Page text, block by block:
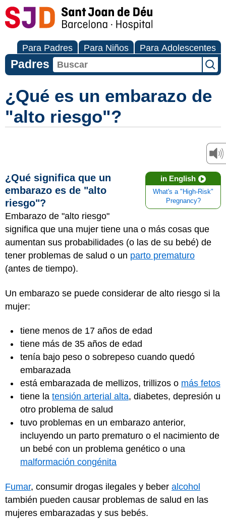
Para Padres Para Niños Para Adolescentes
Padres
¿Qué es un embarazo de
"alto riesgo"?
in English
What's a "High-Risk"
Pregnancy?
¿Qué significa que un
embarazo es de "alto
riesgo"?
Embarazo de "alto riesgo"
significa que una mujer tiene una o más cosas que
aumentan sus probabilidades (o las de su bebé) de
tener problemas de salud o un parto prematuro
(antes de tiempo).
Un embarazo se puede considerar de alto riesgo si la
mujer:
tiene menos de 17 años de edad
tiene más de 35 años de edad
tenía bajo peso o sobrepeso cuando quedó
embarazada
está embarazada de mellizos, trillizos o más fetos
tiene la tensión arterial alta, diabetes, depresión u
otro problema de salud
tuvo problemas en un embarazo anterior,
incluyendo un parto prematuro o el nacimiento de
un bebé con un problema genético o una
malformación congénita
Fumar, consumir drogas ilegales y beber alcohol
también pueden causar problemas de salud en las
mujeres embarazadas y sus bebés.